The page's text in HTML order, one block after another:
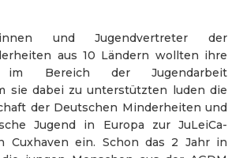
und Jugendvertreter der
aus 10 Ländern wollten ihre
im Bereich der Jugendarbeit
sie dabei zu unterstützten luden die
der Deutschen Minderheiten und
Jugend in Europa zur JuLeiCa-
Cuxhaven ein. Schon das 2 Jahr in